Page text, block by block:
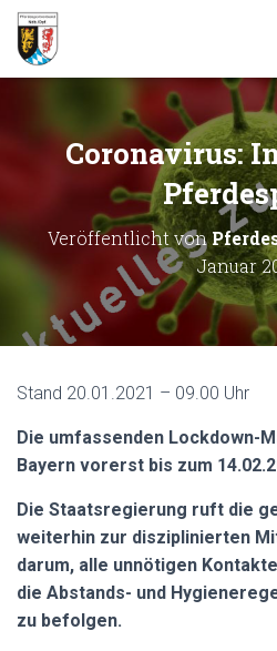
Coronavirus:
Veröffentlicht von
Januar
Stand 20.01.2021 – 09.00 Uhr
Die umfassenden Lockdown-
Bayern vorerst bis zum
Die Staatsregierung ruft die
weiterhin zur disziplinierten
darum, alle unnötigen
die Abstands- und
zu befolgen.